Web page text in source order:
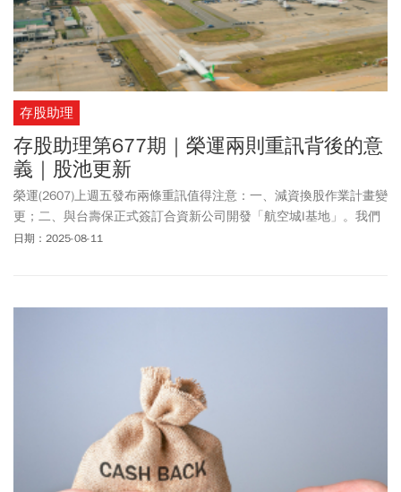
存股助理
存股助理第677期｜榮運兩則重訊背後的意
義｜股池更新
榮運(2607)上週五發布兩條重訊值得注意：一、減資換股作業計畫變
更；二、與台壽保正式簽訂合資新公司開發「航空城I基地」。我們
好好來梳理這背後的意義。
日期：2025-08-11